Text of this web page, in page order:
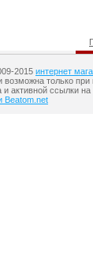
2015 интернет
только при
активной ссылки на
Beatom.net